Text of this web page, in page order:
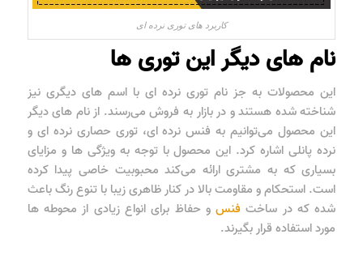
کاربرد های توری نرده ای
نام های دیگر این توری ها
این محصولات به جز نام توری نرده ای با اسم های دیگری نیز
شناخته شده هستند و در بازار به فروش می‌رسند. از نام های دیگر
این محصول می‌توانیم به فنس نرده ای، توری حصاری نرده ای و
نرده پانلی اشاره کرد. این محصول با توجه به ویژگی ها و مزایای
بسیاری که به مشتری ارائه می‌کند محبوبیت خاصی پیدا کرده
است. استحکام و مقاومت بالا در کنار ظاهری زیبا با تنوع رنگ باعث
شده که در ساخت فنسو حفاظ برای انواع زیادی از محوطه ها
مورد استفاده قرار بگیرند.